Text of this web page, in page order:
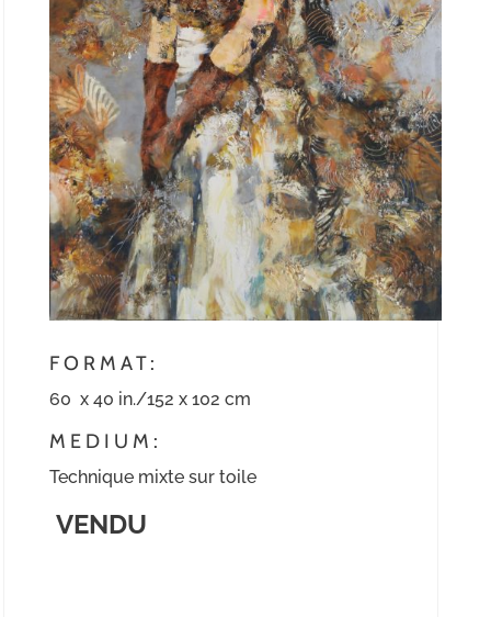
FORMAT:
60 x 40 in./152 x 102 cm
MEDIUM:
Technique mixte sur toile
VENDU